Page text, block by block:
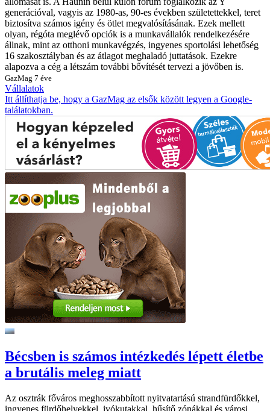
generációval, vagyis az 1980-as, 90-es években születettekkel, teret
biztosítva számos igény és ötlet megvalósításának. Ezek mellett
olyan, régóta meglévő opciók is a munkavállalók rendelkezésére
állnak, mint az otthoni munkavégzés, ingyenes sportolási lehetőség
16 szakosztályban és az átlagot meghaladó juttatások. Ezekre
alapozva a cég a létszám további bővítését tervezi a jövőben is.
GazMag 7 éve
Vállalatok
Itt állíthatja be, hogy a GazMag az elsők között legyen a Google-
találatokban.
Bécsben is számos intézkedés lépett életbe
a brutális meleg miatt
Az osztrák főváros meghosszabbított nyitvatartású strandfürdőkkel,
ingyenes fürdőhelyekkel, ivókutakkal, hűsítő zónákkal és városi